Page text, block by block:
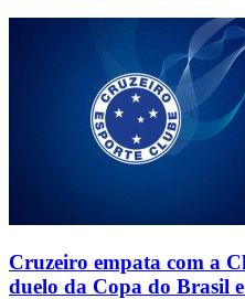
Cruzeiro empata com a
duelo da Copa do Brasil